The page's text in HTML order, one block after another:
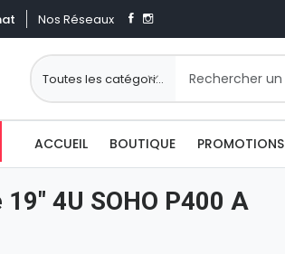
Nos Réseaux
ACCUEIL BOUTIQUE PROMOTIONS
4U SOHO P400 A